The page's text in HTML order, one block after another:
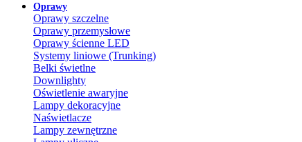
Oprawy
Oprawy szczelne
Oprawy przemysłowe
Oprawy ścienne LED
Systemy liniowe (Trunking)
Belki świetlne
Downlighty
Oświetlenie awaryjne
Lampy dekoracyjne
Naświetlacze
Lampy zewnętrzne